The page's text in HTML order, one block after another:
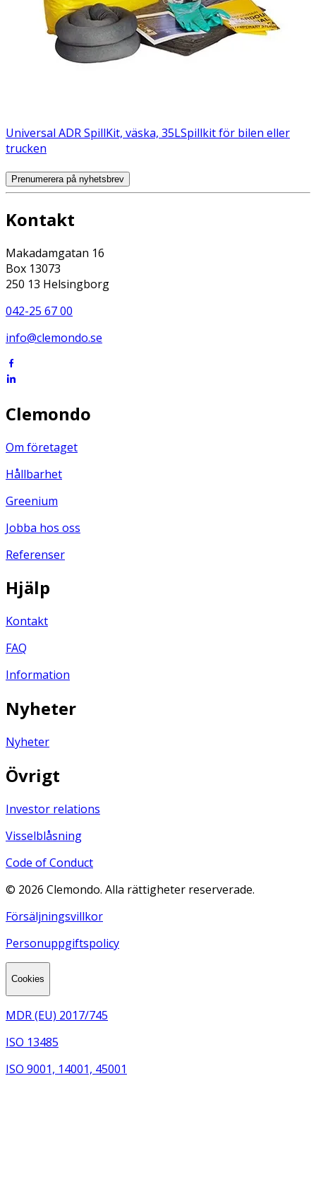
Universal ADR SpillKit, väska, 35LSpillkit för bilen eller
trucken
Prenumerera på nyhetsbrev
Kontakt
Makadamgatan 16
Box 13073
250 13 Helsingborg
042-25 67 00
info@clemondo.se
Clemondo
Om företaget
Hållbarhet
Greenium
Jobba hos oss
Referenser
Hjälp
Kontakt
FAQ
Information
Nyheter
Nyheter
Övrigt
Investor relations
Visselblåsning
Code of Conduct
© 2026 Clemondo. Alla rättigheter reserverade.
Försäljningsvillkor
Personuppgiftspolicy
Cookies
MDR (EU) 2017/745
ISO 13485
ISO 9001, 14001, 45001